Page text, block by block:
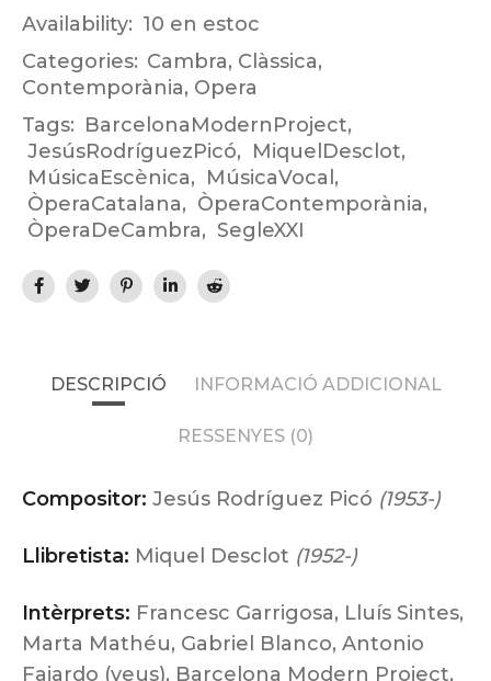
Availability: 10 en estoc
Categories: Cambra, Clàssica,
Contemporània, Opera
Tags: BarcelonaModernProject,
JesúsRodríguezPicó, MiquelDesclot,
MúsicaEscènica, MúsicaVocal,
ÒperaCatalana, ÒperaContemporània,
ÒperaDeCambra, SegleXXI
DESCRIPCIÓ INFORMACIÓ ADDICIONAL
RESSENYES (0)
Compositor: Jesús Rodríguez Picó (1953-)
Llibretista: Miquel Desclot (1952-)
Intèrprets: Francesc Garrigosa, Lluís Sintes,
Marta Mathéu, Gabriel Blanco, Antonio
Fajardo (veus), Barcelona Modern Project,